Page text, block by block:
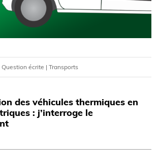
Question écrite |Transports
des véhicules thermiques en
: j’interroge le